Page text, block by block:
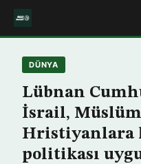
DÜNYA
Lübnan
İsrail,
Hristiyanlara
politikası